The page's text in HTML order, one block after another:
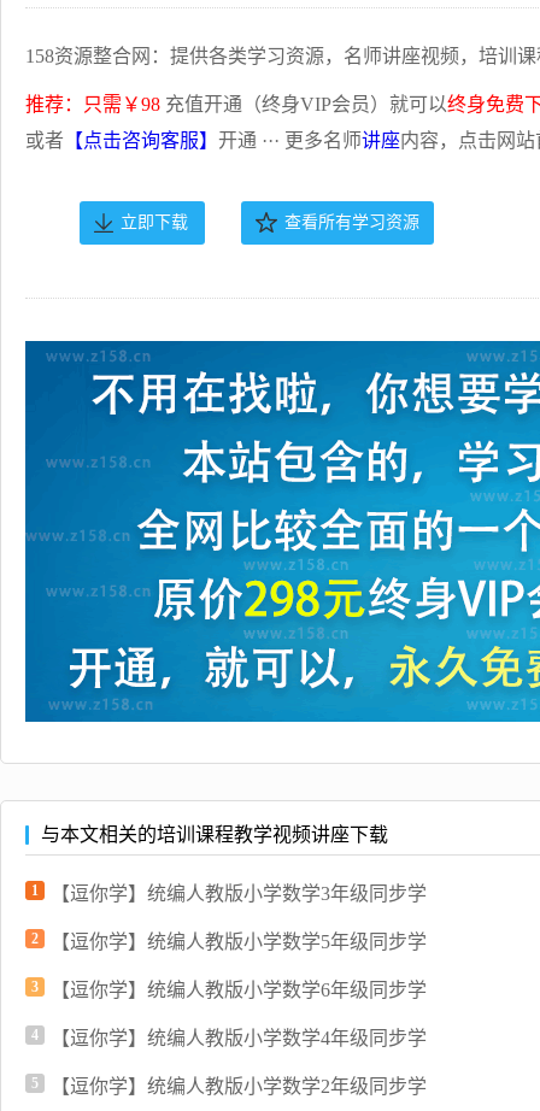
158资源整合网：提供各类学习资源，名师讲座视频，培训
推荐：只需￥98 充值开通（终身VIP会员）就可以终身免费
或者 【点击咨询客服】 开通 ··· 更多名师讲座内容，点击网
立即下载 查看所有学习资源
与本文相关的培训课程教学视频讲座下载
1 【逗你学】统编人教版小学数学3年级同步学
2 【逗你学】统编人教版小学数学5年级同步学
3 【逗你学】统编人教版小学数学6年级同步学
4 【逗你学】统编人教版小学数学4年级同步学
5 【逗你学】统编人教版小学数学2年级同步学